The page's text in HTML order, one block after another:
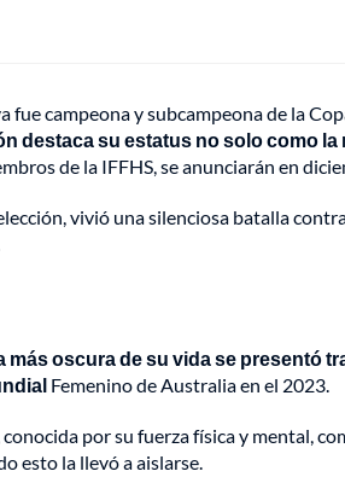
fue campeona y subcampeona de la
destaca su estatus no solo como la
de la IFFHS, se anunciarán en
vivió una silenciosa batalla
más oscura de su vida se presentó
Femenino de Australia en el 2023.
conocida por su fuerza física y mental,
esto la llevó a aislarse.